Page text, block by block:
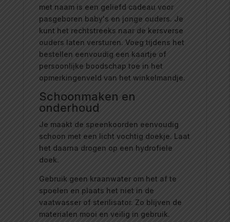
met naam is een geliefd cadeau voor
pasgeboren baby's en jonge ouders. Je
kunt het rechtstreeks naar de kersverse
ouders laten versturen. Voeg tijdens het
bestellen eenvoudig een kaartje of
persoonlijke boodschap toe in het
opmerkingenveld van het winkelmandje.
Schoonmaken en
onderhoud
Je maakt de speenkoorden eenvoudig
schoon met een licht vochtig doekje. Laat
het daarna drogen op een hydrofiele
doek.
Gebruik geen kraanwater om het af te
spoelen en plaats het niet in de
vaatwasser of sterilisator. Zo blijven de
materialen mooi en veilig in gebruik.